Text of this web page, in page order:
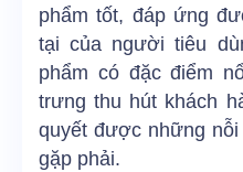
phẩm tốt, đáp ứng
tại của người tiêu
phẩm có đặc điểm
trưng thu hút khách
quyết được những
gặp phải.